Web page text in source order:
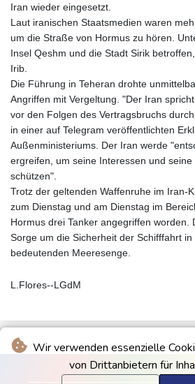
Wir verwenden essenzielle
von Drittanbietern für
Iran wieder eingesetzt.
Laut iranischen Staatsmedien waren
um die Straße von Hormus zu hören.
Insel Qeshm und die Stadt Sirik
Irib.
Die Führung in Teheran drohte
Angriffen mit Vergeltung. "Der Iran
vor den Folgen des Vertragsbruchs
in einer auf Telegram veröffentlichten
Außenministeriums. Der Iran werde
ergreifen, um seine Interessen und
schützen".
Trotz der geltenden Waffenruhe im Iran-
zum Dienstag und am Dienstag im
Hormus drei Tanker angegriffen worden.
Sorge um die Sicherheit der Schifffahrt
bedeutenden Meeresenge.
L.Flores--LGdM